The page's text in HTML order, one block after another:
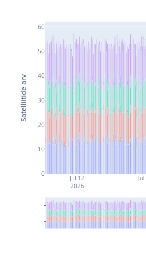
Jul 12
2026
0
10
20
30
40
50
60
Satelliitide arv